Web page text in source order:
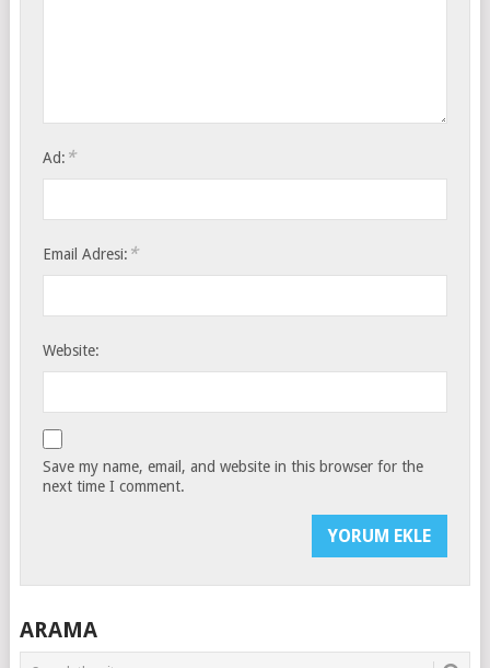
Ad: *
Email Adresi: *
Website:
Save my name, email, and website in this browser for the
next time I comment.
ARAMA